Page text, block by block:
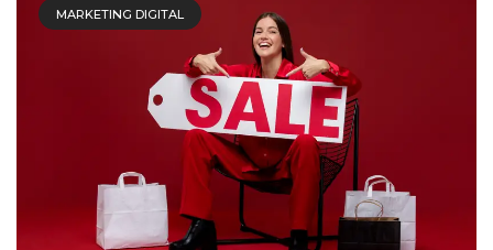
MARKETING DIGITAL